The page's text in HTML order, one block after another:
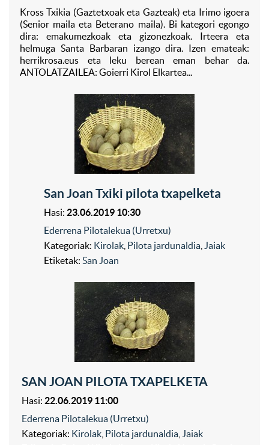
Kross Txikia (Gaztetxoak eta Gazteak) eta Irimo igoera
(Senior maila eta Beterano maila). Bi kategori egongo
dira: emakumezkoak eta gizonezkoak. Irteera eta
helmuga Santa Barbaran izango dira. Izen emateak:
herrikrosa.eus eta leku berean eman behar da.
ANTOLATZAILEA: Goierri Kirol Elkartea...
San Joan Txiki pilota txapelketa
Hasi: 23.06.2019 10:30
Ederrena Pilotalekua (Urretxu)
Kategoriak: Kirolak Pilota jardunaldia Jaiak
Etiketak: San Joan
SAN JOAN PILOTA TXAPELKETA
Hasi: 22.06.2019 11:00
Ederrena Pilotalekua (Urretxu)
Kategoriak: Kirolak, Pilota jardunaldia, Jaiak